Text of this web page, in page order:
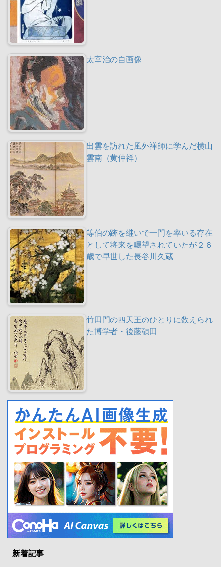
太宰治の自画像
出雲を訪れた風外禅師に学んだ横山
雲南（黄仲祥）
等伯の跡を継いで一門を率いる存在
として将来を嘱望されていたが２６
歳で早世した長谷川久蔵
竹田門の四天王のひとりに数えられ
た博学者・後藤碩田
新着記事